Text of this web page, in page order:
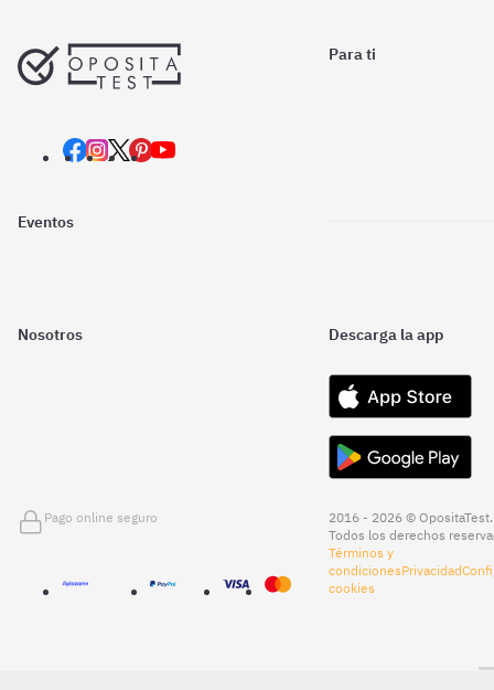
Para ti
Eventos
Nosotros Descarga la app
Pago online seguro
2016 - 2026 © OpositaTest.
Todos los derechos
Términos y
condicionesPrivacidad
cookies